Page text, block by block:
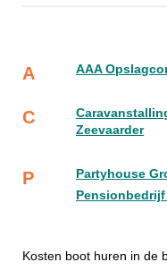
A AAA
C
Zeevaarder
P
Partyhouse
Kosten boot huren in de